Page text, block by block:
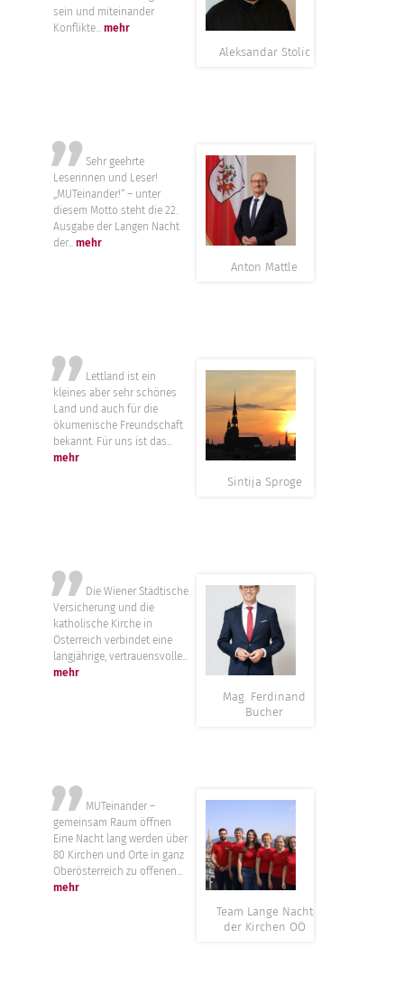
sein und miteinander
Konflikte...mehr
Aleksandar Stolic
”
Sehr geehrte
Leserinnen und Leser!
„MUTeinander!“ – unter
diesem Motto steht die 22.
Ausgabe der Langen Nacht
der...mehr
Anton Mattle
”
Lettland ist ein
kleines aber sehr schönes
Land und auch für die
ökumenische Freundschaft
bekannt. Für uns ist das...
mehr
Sintija Sproge
”
Die Wiener Städtische
Versicherung und die
katholische Kirche in
Österreich verbindet eine
langjährige, vertrauensvolle...
mehr
Mag. Ferdinand
Bucher
”
MUTeinander –
gemeinsam Raum öffnen
Eine Nacht lang werden über
80 Kirchen und Orte in ganz
Oberösterreich zu offenen...
mehr
Team Lange Nacht
der Kirchen OÖ